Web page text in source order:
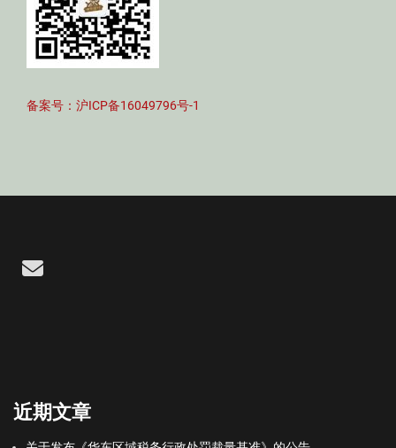
备案号：沪ICP备16049796号-1
Email
近期文章